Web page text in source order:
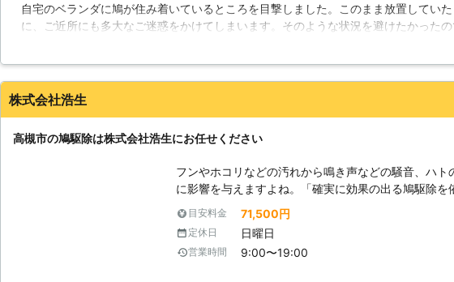
不明なことがありましたらお気軽にご相談ください。
自宅のベランダに鳩が住み着いているところを目撃しました。このまま放置してい
に、ご近所にも多大なご迷惑をかけてしまいます。そのような状況を避けたかった
ネットで調べて、専門の会社に問い合わせました。すると、無料で点検してもらえま
熊本県 熊本市中央区
株式会社浩生
高槻市の鳩駆除は株式会社浩生にお任せください
フンやホコリなどの汚れから鳴き声などの騒音、ハト
に影響を与えますよね。「確実に効果の出る鳩駆除を
きや、再発にうんざりしていて「アフターフォローの
ている」といったとき、株式会社浩生にお任せください！ 当店の鳩駆
方法は確実な「追い出し」をおこなうことで、お客様
ようサポートしています。効き目抜群な植物エキス配
目安料金 71,500円
定休日 日曜日
営業時間 9:00〜19:00